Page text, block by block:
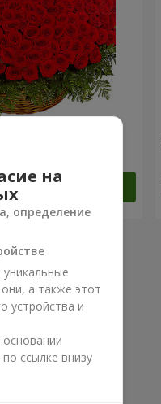
на
определение
а также этот
устройства и
ссылке внизу